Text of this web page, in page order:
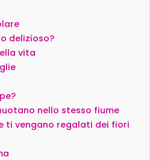
delizioso?
vita
nello stesso fiume
ti vengano regalati dei fiori